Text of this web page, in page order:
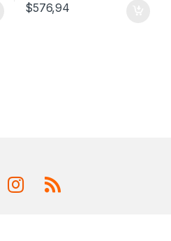
$576,94